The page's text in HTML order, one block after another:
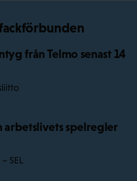
från Telmo senast 14
arbetslivets spelregler
SEL